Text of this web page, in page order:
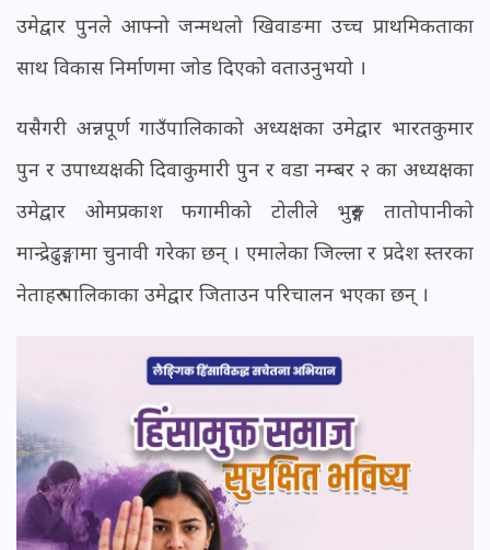
उमेद्वार पुनले आफ्नो जन्मथलो खिवाङमा उच्च प्राथमिकताका
साथ विकास निर्माणमा जोड दिएको वताउनुभयो ।
यसैगरी अन्नपूर्ण गाउँपालिकाको अध्यक्षका उमेद्वार भारतकुमार
पुन र उपाध्यक्षकी दिवाकुमारी पुन र वडा नम्बर २ का अध्यक्षका
उमेद्वार ओमप्रकाश फगामीको टोलीले भुरुङ्ग तातोपानीको
मान्द्रेढुङ्गामा चुनावी गरेका छन् । एमालेका जिल्ला र प्रदेश स्तरका
नेताहरु पालिकाका उमेद्वार जिताउन परिचालन भएका छन् ।